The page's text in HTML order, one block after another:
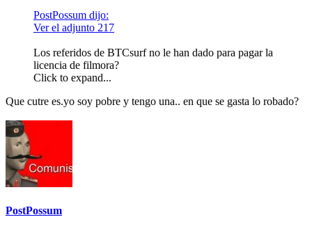
PostPossum dijo:
Ver el adjunto 217
Los referidos de BTCsurf no le han dado para pagar la
licencia de filmora?
Click to expand...
Que cutre es.yo soy pobre y tengo una.. en que se gasta lo robado?
PostPossum